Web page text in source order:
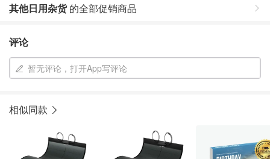
其他日用杂货的全部促销商品
评论
暂无评论，打开App写评论
相似同款